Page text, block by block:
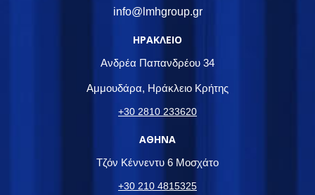
info@lmhgroup.gr
ΗΡΑΚΛΕΙΟ
Ανδρέα Παπανδρέου 34
Αμμουδάρα, Ηράκλειο Κρήτης
+30 2810 233620
ΑΘΗΝΑ
Τζόν Κέννεντυ 6 Μοσχάτο
+30 210 4815325